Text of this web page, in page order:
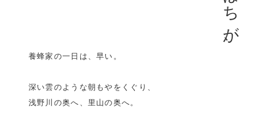
養蜂家の一日は、早い。
深い雲のような朝もやをくぐり、
浅野川の奥へ、里山の奥へ。